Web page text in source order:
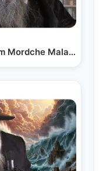
א געשמאק ברעקעלע | Rav Avrum Mordche Malach – Ah…